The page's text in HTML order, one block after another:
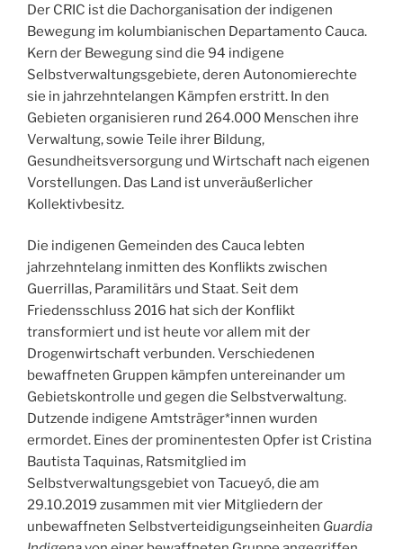
Der CRIC ist die Dachorganisation der indigenen
Bewegung im kolumbianischen Departamento Cauca.
Kern der Bewegung sind die 94 indigene
Selbstverwaltungsgebiete, deren Autonomierechte
sie in jahrzehntelangen Kämpfen erstritt. In den
Gebieten organisieren rund 264.000 Menschen ihre
Verwaltung, sowie Teile ihrer Bildung,
Gesundheitsversorgung und Wirtschaft nach eigenen
Vorstellungen. Das Land ist unveräußerlicher
Kollektivbesitz.
Die indigenen Gemeinden des Cauca lebten
jahrzehntelang inmitten des Konflikts zwischen
Guerrillas, Paramilitärs und Staat. Seit dem
Friedensschluss 2016 hat sich der Konflikt
transformiert und ist heute vor allem mit der
Drogenwirtschaft verbunden. Verschiedenen
bewaffneten Gruppen kämpfen untereinander um
Gebietskontrolle und gegen die Selbstverwaltung.
Dutzende indigene Amtsträger*innen wurden
ermordet. Eines der prominentesten Opfer ist Cristina
Bautista Taquinas, Ratsmitglied im
Selbstverwaltungsgebiet von Tacueyó, die am
29.10.2019 zusammen mit vier Mitgliedern der
unbewaffneten Selbstverteidigungseinheiten Guardia